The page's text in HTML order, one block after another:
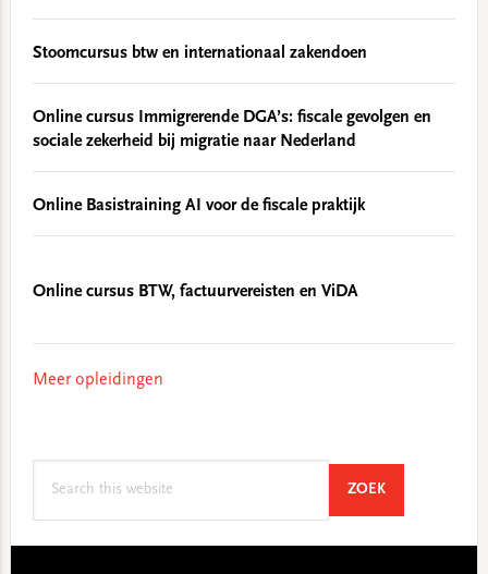
Stoomcursus btw en internationaal zakendoen
Online cursus Immigrerende DGA’s: fiscale gevolgen en
sociale zekerheid bij migratie naar Nederland
Online Basistraining AI voor de fiscale praktijk
Online cursus BTW, factuurvereisten en ViDA
Meer opleidingen
ZOEKSEARCH